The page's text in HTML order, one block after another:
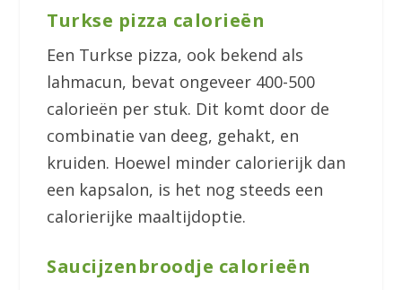
Turkse pizza calorieën
Een Turkse pizza, ook bekend als
lahmacun, bevat ongeveer 400-500
calorieën per stuk. Dit komt door de
combinatie van deeg, gehakt, en
kruiden. Hoewel minder calorierijk dan
een kapsalon, is het nog steeds een
calorierijke maaltijdoptie.
Saucijzenbroodje calorieën